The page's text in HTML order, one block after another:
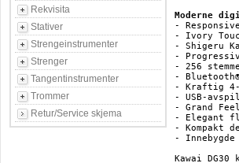
Rekvisita
Stativer
Strengeinstrumenter
Strenger
Tangentinstrumenter
Trommer
Retur/Service skjema
Moderne
-
- Ivory
- Shigeru
-
- 256
-
- Kraftig 4-
- USB-
- Grand
- Elegant
- Kompakt
-
Kawai